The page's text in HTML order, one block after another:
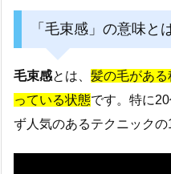
「毛束感」の意味と
毛束感とは、 髪の毛があ
っている状態です。特に
ず人気のあるテクニックの